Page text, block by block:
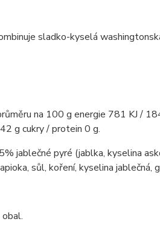
sladko-kyselá
na 100 g energie 781 KJ /
g cukry / protein 0 g.
jablečné pyré (jablka, kyselina
sůl, koření, kyselina jablečná,